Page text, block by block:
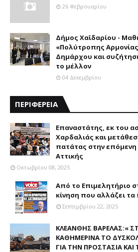
26 Φεβρουαρίου
Δήμος Χαϊδαρίου -
«Πολύτροπης
Δημάρχου και
το μέλλον
04 Δεκεμβρίου
ΠΕΡΙΦΕΡΕΙΑ
Επαναστάτης, εκ του
Χαρδαλιάς και
πατάτας στην επόμενη
Αττικής
Οκτωβρίου 08, 2025
Από το Επιμελητήριο
κίνηση που αλλάζει τα
Σεπτεμβρίου 22, 2025
ΚΛΕΑΝΘΗΣ ΒΑΡΕΛΑΣ:«
ΚΑΘΗΜΕΡΙΝΑ ΤΟ
ΓΙΑ ΤΗΝ ΠΡΟΣΤΑΣΙΑ